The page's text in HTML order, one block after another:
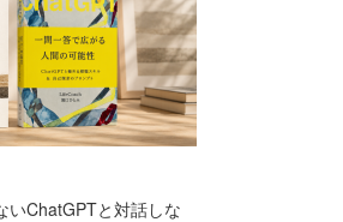
いChatGPTと対話しな